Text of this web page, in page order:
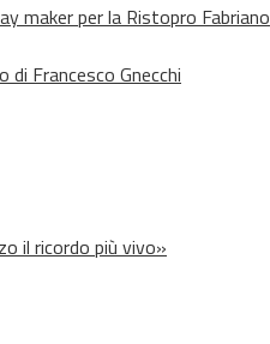
maker per la Ristopro Fabriano
Francesco Gnecchi
il ricordo più vivo»